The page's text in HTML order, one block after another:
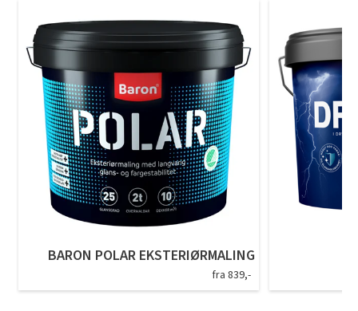
Finn din butikk
Kundeservice
Hjemlevering
Book interiørkonsulent
Bli inspirert av nye fargepaletter fra Årets Farge 2026!
Kundeservice
Hjemlevering
Book interiørkonsulent
MÅNEDENS GULV I AUGUST:
Tarkett Shade Eik Soft Beige Parkett
Book interiørkonsulent
BARON POLAR EKSTERIØRMALING
fra 839,-